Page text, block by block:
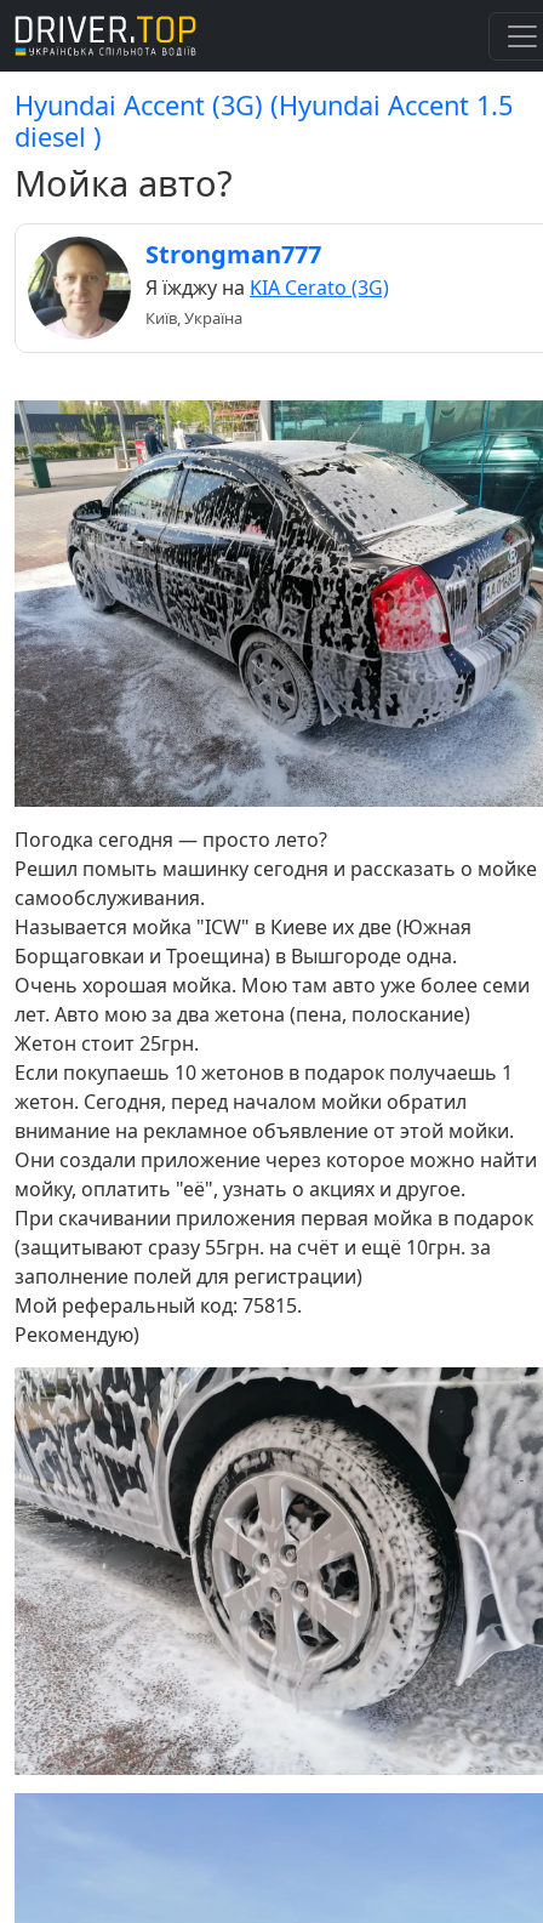
Hyundai Accent (3G) (Hyundai Accent 1.5
diesel )
Мойка авто?
Strongman777
Я їжджу на KIA Cerato (3G)
Київ, Україна
Погодка сегодня — просто лето?
Решил помыть машинку сегодня и рассказать о мойке
самообслуживания.
Называется мойка "ICW" в Киеве их две (Южная
Борщаговкаи и Троещина) в Вышгороде одна.
Очень хорошая мойка. Мою там авто уже более семи
лет. Авто мою за два жетона (пена, полоскание)
Жетон стоит 25грн.
Если покупаешь 10 жетонов в подарок получаешь 1
жетон. Сегодня, перед началом мойки обратил
внимание на рекламное объявление от этой мойки.
Они создали приложение через которое можно найти
мойку, оплатить "её", узнать о акциях и другое.
При скачивании приложения первая мойка в подарок
(защитывают сразу 55грн. на счёт и ещё 10грн. за
заполнение полей для регистрации)
Мой реферальный код: 75815.
Рекомендую)